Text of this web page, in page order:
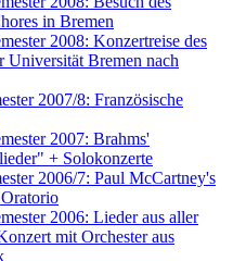
in Bremen
2008: Konzertreise des
Universität Bremen nach
2007/8: Französische
2007: Brahms'
+ Solokonzerte
2006/7: Paul McCartney's
2006: Lieder aus aller
mit Orchester aus